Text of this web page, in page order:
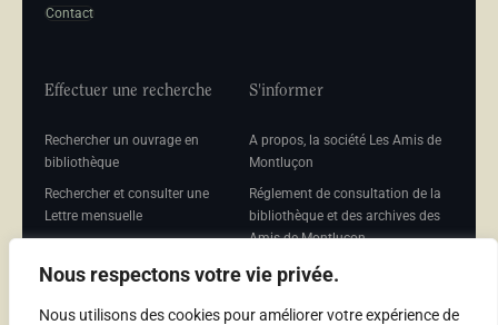
Nous respectons votre vie privée.
Nous utilisons des cookies pour améliorer votre expérience de
Contact
Effectuer une recherche
Rechercher un ouvrage en
bibliothèque
Rechercher et consulter une
Lettre mensuelle
mensuelle
S'informer
A propos, la société Les Amis de
Montluçon
Réglement de consultation de la
bibliothèque et des archives des
Amis de Montluçon
Mentions légales